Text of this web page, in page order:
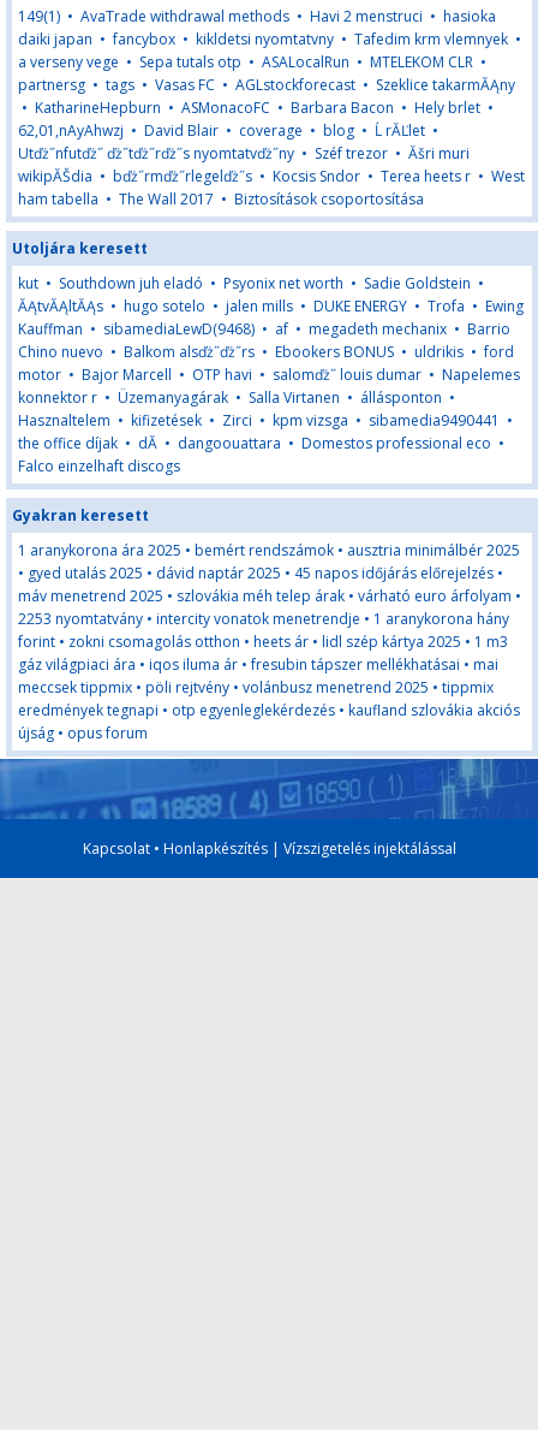
149(1) • AvaTrade withdrawal methods • Havi 2 menstruci • hasioka
daiki japan •fancybox • kikldetsi nyomtatvny • Tafedim krm vlemnyek •
a verseny vege • Sepa tutals otp • ASALocalRun • MTELEKOM CLR •
partnersg • tags • Vasas FC • AGLstockforecast • Szeklice takarmĂĄny
• KatharineHepburn • ASMonacoFC • Barbara Bacon • Hely brlet •
62,01,nAyAhwzj • David Blair • coverage • blog • Ĺ rĂĽlet •
Utďż˝nfutďż˝ ďż˝tďż˝rďż˝s nyomtatvďż˝ny • Széf trezor • Ăšri muri
wikipĂŠdia • bďż˝rmďż˝rlegelďż˝s • Kocsis Sndor • Terea heets r • West
ham tabella • The Wall 2017 • Biztosítások csoportosítása
Utoljára keresett
kut • Southdown juh eladó • Psyonix net worth • Sadie Goldstein •
ĂĄtvĂĄltĂĄs • hugo sotelo • jalen mills • DUKE ENERGY • Trofa • Ewing
Kauffman • sibamediaLewD(9468) • af • megadeth mechanix • Barrio
Chino nuevo • Balkom alsďż˝ďż˝rs • Ebookers BONUS • uldrikis •ford
motor • Bajor Marcell • OTP havi • salomďż˝ louis dumar • Napelemes
konnektor r • Üzemanyagárak • Salla Virtanen • állásponton •
Hasznaltelem • kifizetések • Zirci • kpm vizsga • sibamedia9490441 •
the office díjak • dĂ • dangoouattara • Domestos professional eco •
Falco einzelhaft discogs
Gyakran keresett
1 aranykorona ára 2025 • bemért rendszámok • ausztria minimálbér 2025
• gyed utalás 2025 • dávid naptár 2025 • 45 napos időjárás előrejelzés •
máv menetrend 2025 • szlovákia méh telep árak • várható euro árfolyam •
2253 nyomtatvány • intercity vonatok menetrendje • 1 aranykorona hány
forint • zokni csomagolás otthon • heets ár • lidl szép kártya 2025 • 1 m3
gáz világpiaci ára • iqos iluma ár •fresubin tápszer mellékhatásai • mai
meccsek tippmix • pöli rejtvény • volánbusz menetrend 2025 • tippmix
eredmények tegnapi • otp egyenleglekérdezés • kaufland szlovákia akciós
újság • opus forum
Kapcsolat• Honlapkészítés| Vízszigetelés injektálással